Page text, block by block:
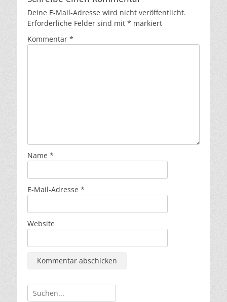
Deine E-Mail-Adresse wird nicht veröffentlicht.
Erforderliche Felder sind mit * markiert
Kommentar *
Name *
E-Mail-Adresse *
Website
Suche